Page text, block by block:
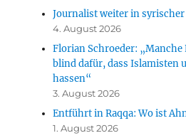
Journalist weiter in
4. August 2026
Florian Schroeder: „Manche
blind dafür, dass Islamisten
hassen“
3. August 2026
Entführt in Raqqa: Wo ist
1. August 2026